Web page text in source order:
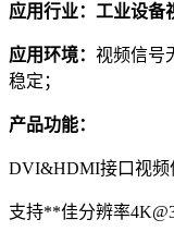
应用行业：工业设备
应用环境： 视频信号
稳定；
产品功能：
DVI&HDMI接口视频
支持**佳分辨率